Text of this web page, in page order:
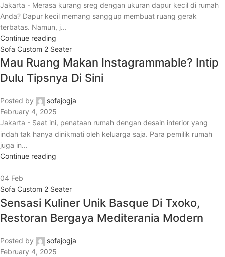
Jakarta - Merasa kurang sreg dengan ukuran dapur kecil di rumah
Anda? Dapur kecil memang sanggup membuat ruang gerak
terbatas. Namun, j...
Continue reading
Sofa Custom 2 Seater
Mau Ruang Makan Instagrammable? Intip
Dulu Tipsnya Di Sini
Posted by
sofajogja
February 4, 2025
Jakarta - Saat ini, penataan rumah dengan desain interior yang
indah tak hanya dinikmati oleh keluarga saja. Para pemilik rumah
juga in...
Continue reading
04 Feb
Sofa Custom 2 Seater
Sensasi Kuliner Unik Basque Di Txoko,
Restoran Bergaya Mediterania Modern
Posted by
sofajogja
February 4, 2025